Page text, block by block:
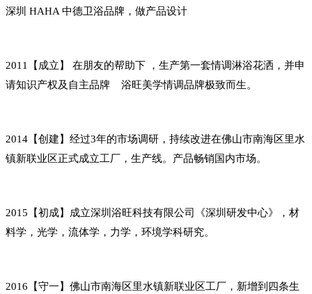
深圳 HAHA 中德卫浴品牌，做产品设计
2011【成立】 在朋友的帮助下 ，生产第一套情调淋浴花洒，并申
请知识产权及自主品牌 浴旺美学情调品牌极致而生。
2014【创建】经过3年的市场调研，持续改进在佛山市南海区里水
镇新联业区正式成立工厂，生产线。产品畅销国内市场。
2015【初成】成立深圳浴旺科技有限公司《深圳研发中心》，材
料学，光学，流体学，力学，环境学科研究。
2016【守一】佛山市南海区里水镇新联业区工厂，新增到四条生